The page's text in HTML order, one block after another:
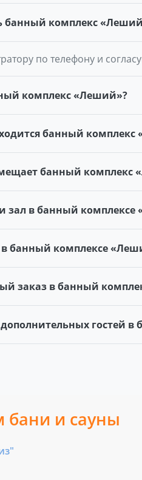
банный комплекс
по телефону и
комплекс «Леший»?
банный комплекс
банный комплекс
зал в банный
в банный комплексе
заказ в банный
дополнительных гостей
бани и сауны